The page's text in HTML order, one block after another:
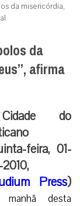
da misericórdia,
da
afirma
Cidade do
feira, 01-
Press)
manhã desta